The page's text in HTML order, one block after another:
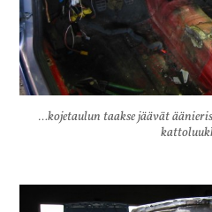
…kojetaulun taakse jäävät